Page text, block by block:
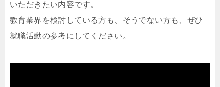
いただきたい内容です。
教育業界を検討している方も、そうでない方も、ぜひ
就職活動の参考にしてください。